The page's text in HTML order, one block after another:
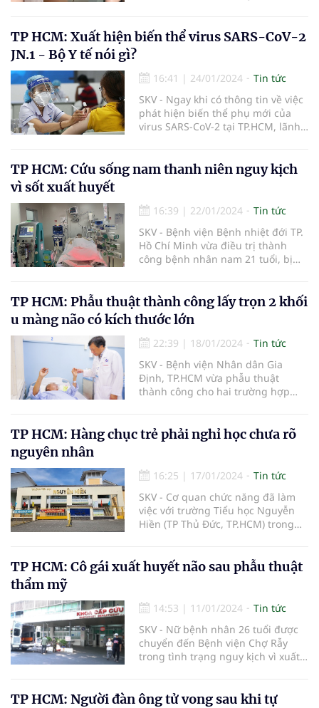
bỏng chân, vài ngày sau không đi
TP HCM: Xuất hiện biến thể virus SARS-CoV-2
JN.1 - Bộ Y tế nói gì?
16:41 | 24/01/2024
Tin tức
SKV - Ngay khi có thông tin về việc
phát hiện biến thể phụ mới của
virus SARS-CoV-2 tại TP.HCM, lãnh
TP HCM: Cứu sống nam thanh niên nguy kịch
vì sốt xuất huyết
16:39 | 22/01/2024
Tin tức
SKV - Bệnh viện Bệnh nhiệt đới TP.
Hồ Chí Minh vừa điều trị thành
công bệnh nhân nam 21 tuổi, bị
TP HCM: Phẫu thuật thành công lấy trọn 2 khối
u màng não có kích thước lớn
22:39 | 18/01/2024
Tin tức
SKV - Bệnh viện Nhân dân Gia
Định, TP.HCM vừa phẫu thuật
thành công cho hai trường hợp
mạng.
TP HCM: Hàng chục trẻ phải nghỉ học chưa rõ
nguyên nhân
16:25 | 17/01/2024
Tin tức
SKV - Cơ quan chức năng đã làm
việc với trường Tiểu học Nguyễn
Hiền (TP Thủ Đức, TP.HCM) trong
trẻ bị đau bụng, sốt.
TP HCM: Cô gái xuất huyết não sau phẫu thuật
thẩm mỹ
14:53 | 11/01/2024
Tin tức
SKV - Nữ bệnh nhân 26 tuổi được
chuyển đến Bệnh viện Chợ Rẫy
trong tình trạng nguy kịch vì xuất
TP HCM: Người đàn ông tử vong sau khi tự